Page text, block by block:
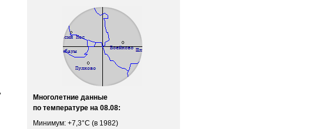
Многолетние данные
по температуре на 08.08:
Минимум: +7,3°C (в 1982)